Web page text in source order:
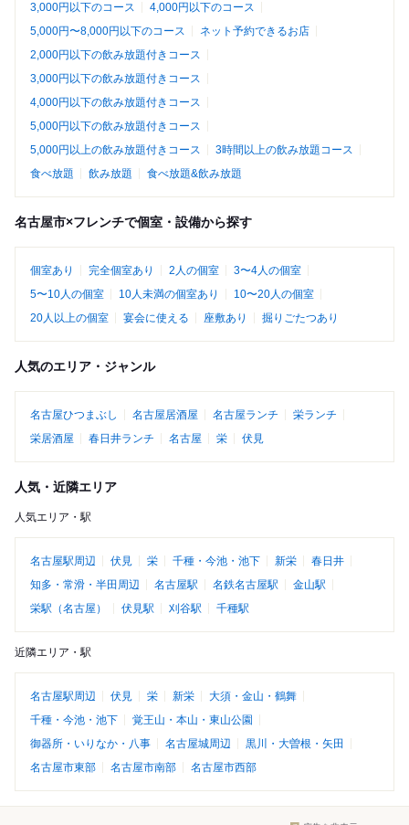
3,000円以下のコース
4,000円以下のコース
5,000円〜8,000円以下のコース
ネット予約できるお店
2,000円以下の飲み放題付きコース
3,000円以下の飲み放題付きコース
4,000円以下の飲み放題付きコース
5,000円以下の飲み放題付きコース
5,000円以上の飲み放題付きコース
3時間以上の飲み放題コース
食べ放題
飲み放題 食べ放題&飲み放題
名古屋市×フレンチで個室・設備から探す
個室あり 完全個室あり 2人の個室
3〜4人の個室
5〜10人の個室
10人未満の個室あり
10〜20人の個室
20人以上の個室
宴会に使える 座敷あり 掘りごたつあり
人気のエリア・ジャンル
名古屋ひつまぶし 名古屋居酒屋 名古屋ランチ
栄ランチ
栄居酒屋
春日井ランチ 名古屋 栄 伏見
人気・近隣エリア
人気エリア・駅
名古屋駅周辺 伏見 栄 千種・今池・池下 新栄
春日井
知多・常滑・半田周辺
名古屋駅 名鉄名古屋駅
金山駅
栄駅（名古屋）
伏見駅 刈谷駅 千種駅
近隣エリア・駅
名古屋駅周辺 伏見 栄 新栄
大須・金山・鶴舞
千種・今池・池下
覚王山・本山・東山公園
御器所・いりなか・八事
名古屋城周辺
黒川・大曽根・矢田
名古屋市東部
名古屋市南部 名古屋市西部